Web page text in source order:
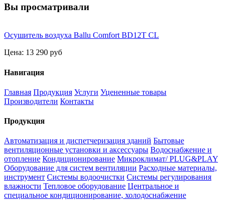
Вы просматривали
Осушитель воздуха Ballu Comfort BD12T CL
Цена: 13 290 руб
Навигация
Главная Продукция Услуги Уцененные товары
Производители Контакты
Продукция
Автоматизация и диспетчеризация зданий Бытовые
вентиляционные установки и аксессуары Водоснабжение и
отопление Кондиционирование Микроклимат/ PLUG&PLAY
Оборудование для систем вентиляции Расходные материалы,
инструмент Системы водоочистки Системы регулирования
влажности Тепловое оборудование Центральное и
специальное кондиционирование, холодоснабжение